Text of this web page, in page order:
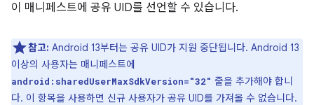
이 매니페스트에 공유 UID를 선언할 수 있습니다.
참고: Android 13부터는 공유 UID가 지원 중단됩니다. Android 13
이상의 사용자는 매니페스트에
android:sharedUserMaxSdkVersion="32" 줄을 추가해야 합니
다. 이 항목을 사용하면 신규 사용자가 공유 UID를 가져올 수 없습니다.